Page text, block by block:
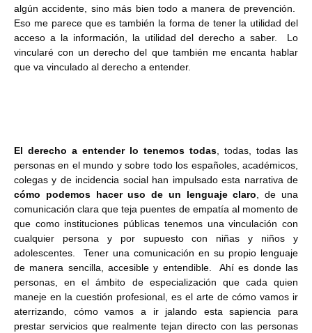
algún accidente, sino más bien todo a manera de prevención.
Eso me parece que es también la forma de tener la utilidad del
acceso a la información, la utilidad del derecho a saber. Lo
vincularé con un derecho del que también me encanta hablar
que va vinculado al derecho a entender.
El derecho a entender lo tenemos todas, todas, todas las
personas en el mundo y sobre todo los españoles, académicos,
colegas y de incidencia social han impulsado esta narrativa de
cómo podemos hacer uso de un lenguaje claro, de una
comunicación clara que teja puentes de empatía al momento de
que como instituciones públicas tenemos una vinculación con
cualquier persona y por supuesto con niñas y niños y
adolescentes. Tener una comunicación en su propio lenguaje
de manera sencilla, accesible y entendible. Ahí es donde las
personas, en el ámbito de especialización que cada quien
maneje en la cuestión profesional, es el arte de cómo vamos ir
aterrizando, cómo vamos a ir jalando esta sapiencia para
prestar servicios que realmente tejan directo con las personas